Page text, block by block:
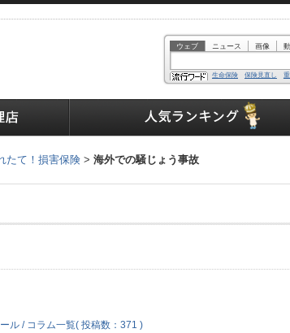
ウェブ ニュース 画像
生命保険 保険見直し
たて！損害保険 > 海外での騒じょう事故
ル / コラム一覧( 投稿数：371 )